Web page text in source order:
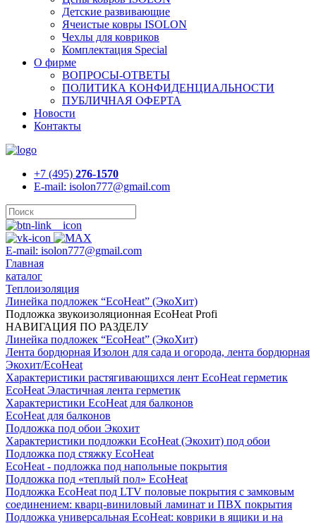
Детские развивающие
Ячеистые ковры ISOLON
Чехлы для ковриков
Комплектация Special
О фирме
ВОПРОСЫ-ОТВЕТЫ
ПОЛИТИКА КОНФИДЕНЦИАЛЬНОСТИ
ПУБЛИЧНАЯ ОФЕРТА
Новости
Контакты
+7 (495) 276-1570
E-mail: isolon777@gmail.com
E-mail: isolon777@gmail.com
Главная
каталог
Теплоизоляция
Линейка подложек “EcoHeat” (ЭкоХит)
Подложка звукоизоляционная EcoHeat Profi
НАВИГАЦИЯ ПО РАЗДЕЛУ
Линейка подложек “EcoHeat” (ЭкоХит)
Лента бордюрная Изолон для сада и огорода, лента бордюрная
Экохит/EcoHeat
Характеристики растягивающихся лент EcoHeat герметик
EcoHeat Эластичная лента герметик
Характеристики EcoHeat для балконов
EcoHeat для балконов
Подложка под обои Экохит
Характеристики подложки EcoHeat (Экохит) под обои
Подложка под стяжку EcoHeat
EcoHeat - подложка под напольные покрытия
Подложка под «теплый пол» ЕcoHeat
Подложка EcoHeat под LTV половые покрытия c замковым
соединением: кварц-виниловый ламинат и ПВХ покрытия
Подложка универсальная EcoHeat: коврики в ящики и на